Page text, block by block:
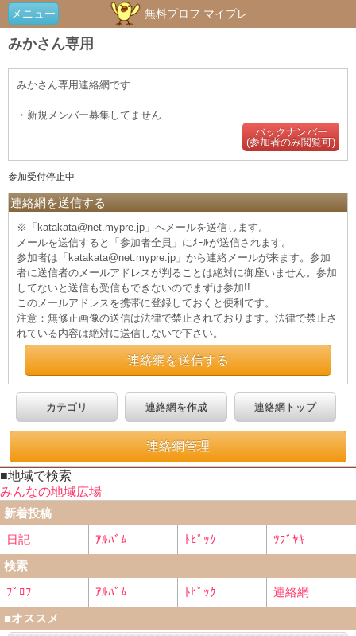
メニュー 無料プロフ マイプレ
みかさん専用
みかさん専用連絡網です
・新規メンバー募集してません
バックナンバー
(参加者のみ閲覧可)
参加受付停止中
連絡網を送信する
※「katakata@net.mypre.jp」へメールを送信します。
メールを送信すると「参加者全員」にﾒｰﾙが送信されます。
参加者は「katakata@net.mypre.jp」から連絡メールが来ます。参加
者に送信者のメールアドレスが判ることは絶対に御座いません。参加
してないと送信も受信もできないのでまずは参加!!
このメールアドレスを携帯に登録しておくと便利です。
注意：無修正画像の送信は法律で禁止されております。法律で禁止さ
れている内容は絶対に送信しないで下さい。
連絡網を送信する
カテゴリ 連絡網を作成 連絡網トップ
連絡網管理
■地域で検索
みんなの地域広場
新着投稿
日記
ｱﾙﾊﾞﾑ ﾄﾋﾟｯｸ
ﾂﾌﾞﾔｷ
検索
ﾌﾟﾛﾌ
ｱﾙﾊﾞﾑ ﾄﾋﾟｯｸ
連絡網
■オススメ